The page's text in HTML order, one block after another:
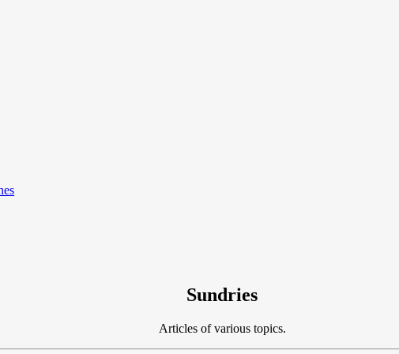
Sundries
Articles of various topics.